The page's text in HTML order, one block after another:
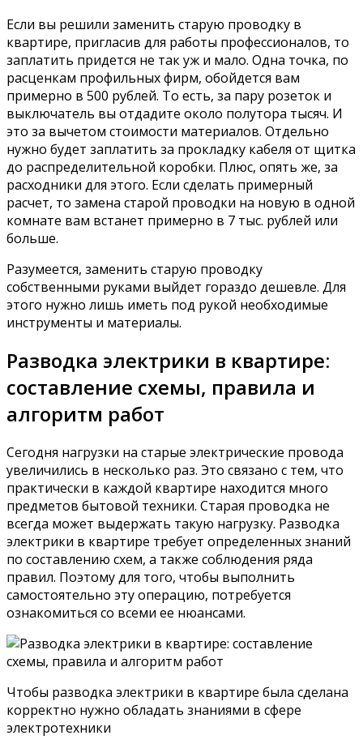
Если вы решили заменить старую проводку в
квартире, пригласив для работы профессионалов, то
заплатить придется не так уж и мало. Одна точка, по
расценкам профильных фирм, обойдется вам
примерно в 500 рублей. То есть, за пару розеток и
выключатель вы отдадите около полутора тысяч. И
это за вычетом стоимости материалов. Отдельно
нужно будет заплатить за прокладку кабеля от щитка
до распределительной коробки. Плюс, опять же, за
расходники для этого. Если сделать примерный
расчет, то замена старой проводки на новую в одной
комнате вам встанет примерно в 7 тыс. рублей или
больше.
Разумеется, заменить старую проводку
собственными руками выйдет гораздо дешевле. Для
этого нужно лишь иметь под рукой необходимые
инструменты и материалы.
Разводка электрики в квартире:
составление схемы, правила и
алгоритм работ
Сегодня нагрузки на старые электрические провода
увеличились в несколько раз. Это связано с тем, что
практически в каждой квартире находится много
предметов бытовой техники. Старая проводка не
всегда может выдержать такую нагрузку. Разводка
электрики в квартире требует определенных знаний
по составлению схем, а также соблюдения ряда
правил. Поэтому для того, чтобы выполнить
самостоятельно эту операцию, потребуется
ознакомиться со всеми ее нюансами.
Чтобы разводка электрики в квартире была сделана
корректно нужно обладать знаниями в сфере
электротехники